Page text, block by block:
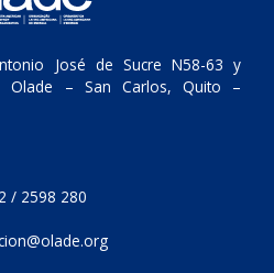
José de Sucre N58-63 y
Olade – San Carlos, Quito –
/ 2598 280